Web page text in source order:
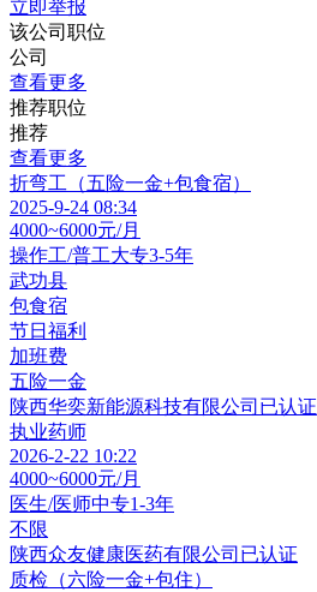
立即举报
该公司职位
公司
查看更多
推荐职位
推荐
查看更多
折弯工（五险一金+包食宿）
2025-9-24 08:34
4000~6000元/月
操作工/普工大专3-5年
武功县
包食宿
节日福利
加班费
五险一金
陕西华奕新能源科技有限公司 已认证
执业药师
2026-2-22 10:22
4000~6000元/月
医生/医师中专1-3年
不限
陕西众友健康医药有限公司 已认证
质检（六险一金+包住）